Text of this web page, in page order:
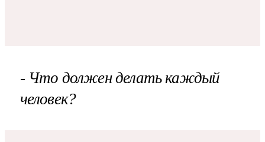
- Что должен делать каждый
человек?